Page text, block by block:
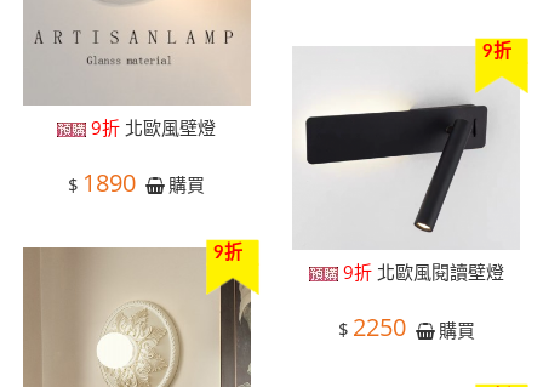
9折 北歐風壁燈
$ 1890 購買
9折
9折北歐風閱讀壁燈
$ 2250 購買
9折